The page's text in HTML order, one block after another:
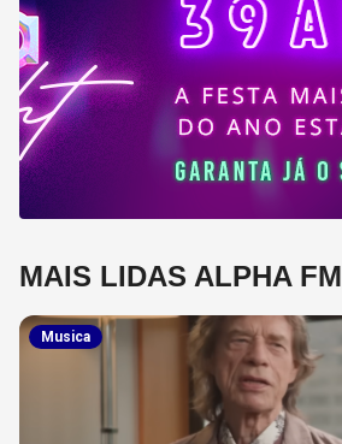
MAIS LIDAS ALPHA FM
Musica